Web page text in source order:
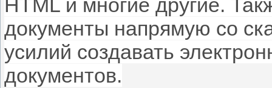
HTML и многие другие.
документы напрямую со
усилий создавать
документов.